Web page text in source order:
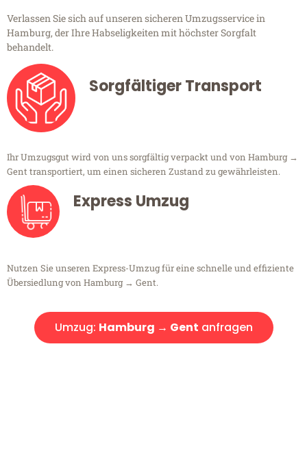
Verlassen Sie sich auf unseren sicheren Umzugsservice in
Hamburg, der Ihre Habseligkeiten mit höchster Sorgfalt
behandelt.
Sorgfältiger Transport
Ihr Umzugsgut wird von uns sorgfältig verpackt und von Hamburg →
Gent transportiert, um einen sicheren Zustand zu gewährleisten.
Express Umzug
Nutzen Sie unseren Express-Umzug für eine schnelle und effiziente
Übersiedlung von Hamburg → Gent.
Umzug: Hamburg → Gent anfragen